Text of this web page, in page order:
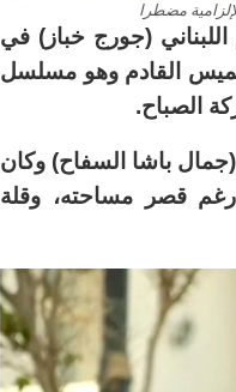
مضطرا
(جورج خباز) في
القادم وهو مسلسل
الصباح.
باشا السفاح) وكان
رغم قصر مساحته، وقلة